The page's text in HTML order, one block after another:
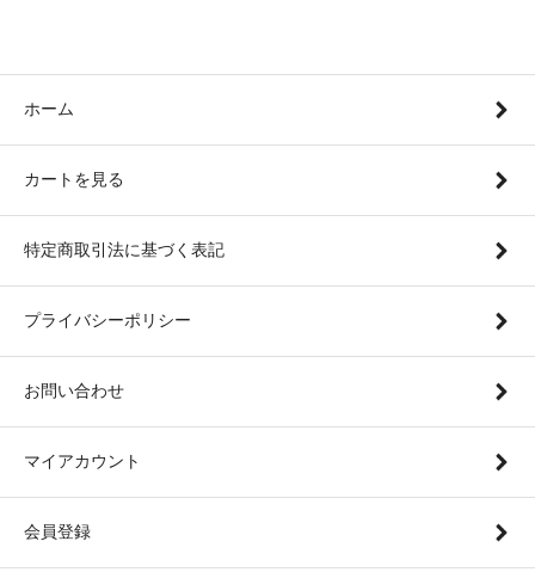
ホーム
カートを見る
特定商取引法に基づく表記
プライバシーポリシー
お問い合わせ
マイアカウント
会員登録